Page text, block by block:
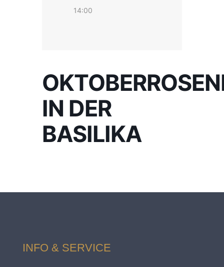
14:00
IN DER
BASILIKA
INFO & SERVICE